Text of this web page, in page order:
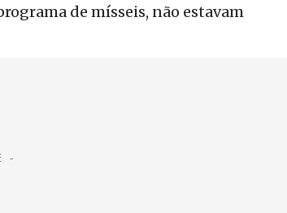
de mísseis, não estavam